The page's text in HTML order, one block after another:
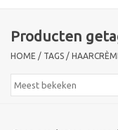
Producten
Huidproblemen
Producten
HOME / TAGS /